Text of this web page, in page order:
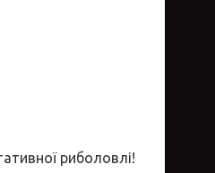
риболовлі!